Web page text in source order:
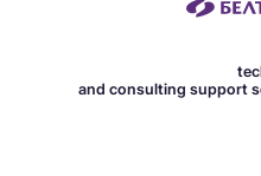
and consulting support